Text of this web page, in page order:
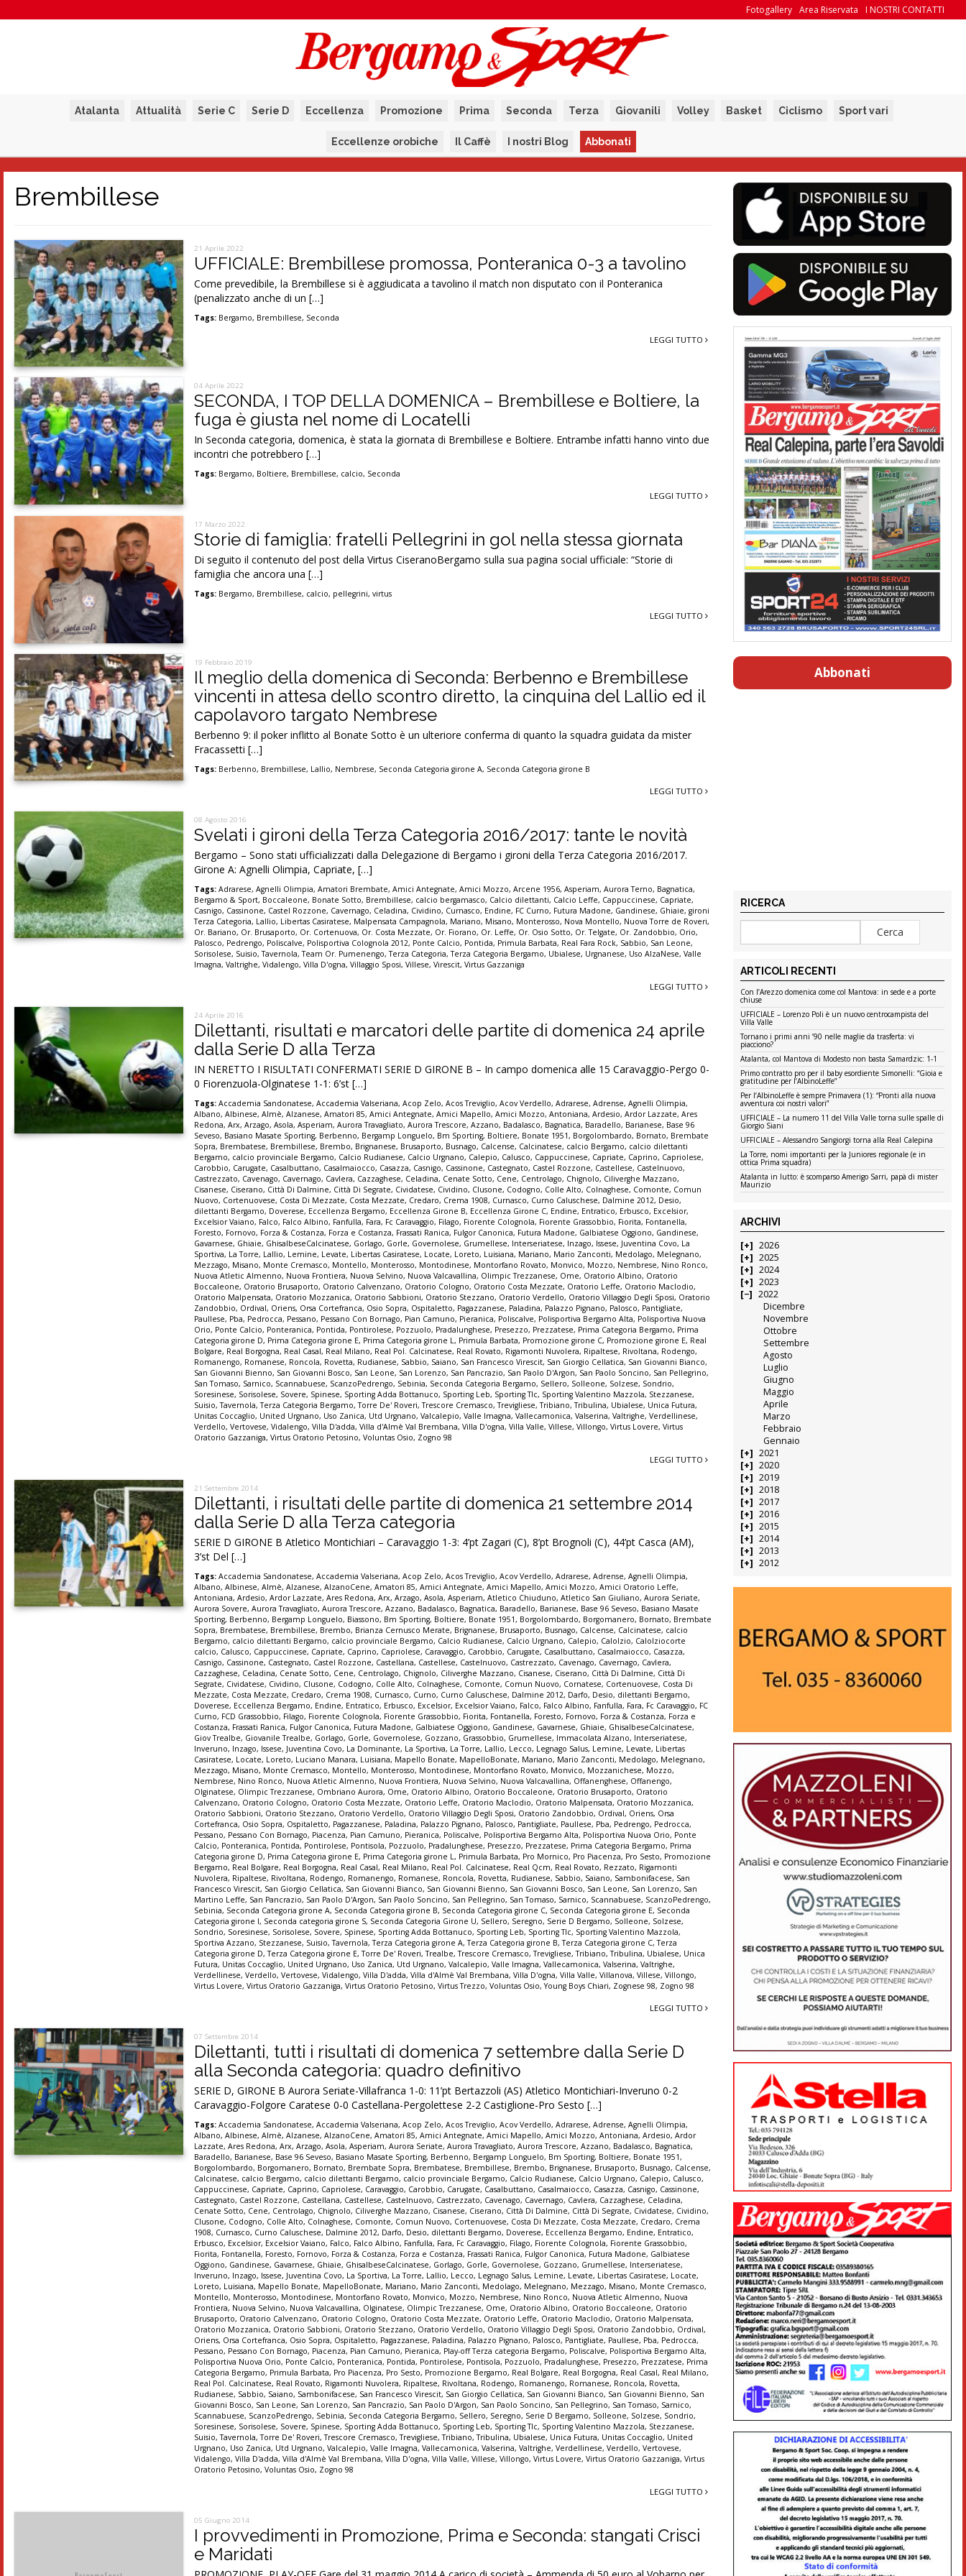
I NOSTRI CONTATTI
Area Riservata
Fotogallery
Atalanta Attualità Serie C Serie D Eccellenza Promozione Prima Seconda Terza Giovanili Volley Basket Ciclismo Sport vari
Eccellenze orobiche Il Caffè I nostri Blog Abbonati
Brembillese
21 Aprile 2022
UFFICIALE: Brembillese promossa, Ponteranica 0-3 a tavolino
Come prevedibile, la Brembillese si è aggiudicata a tavolino il match non disputato con il Ponteranica
(penalizzato anche di un […]
Tags: Bergamo, Brembillese, Seconda
LEGGI TUTTO
04 Aprile 2022
SECONDA, I TOP DELLA DOMENICA – Brembillese e Boltiere, la
fuga è giusta nel nome di Locatelli
In Seconda categoria, domenica, è stata la giornata di Brembillese e Boltiere. Entrambe infatti hanno vinto due
incontri che potrebbero […]
Tags: Bergamo, Boltiere, Brembillese, calcio, Seconda
LEGGI TUTTO
17 Marzo 2022
Storie di famiglia: fratelli Pellegrini in gol nella stessa giornata
Di seguito il contenuto del post della Virtus CiseranoBergamo sulla sua pagina social ufficiale: “Storie di
famiglia che ancora una […]
Tags: Bergamo, Brembillese, calcio, pellegrini,virtus
LEGGI TUTTO
19 Febbraio 2019
Il meglio della domenica di Seconda: Berbenno e Brembillese
vincenti in attesa dello scontro diretto, la cinquina del Lallio ed il
capolavoro targato Nembrese
Berbenno 9: il poker inflitto al Bonate Sotto è un ulteriore conferma di quanto la squadra guidata da mister
Fracassetti […]
Tags: Berbenno, Brembillese, Lallio, Nembrese, Seconda Categoria girone A, Seconda Categoria girone B
LEGGI TUTTO
08 Agosto 2016
Svelati i gironi della Terza Categoria 2016/2017: tante le novità
Bergamo – Sono stati ufficializzati dalla Delegazione di Bergamo i gironi della Terza Categoria 2016/2017.
Girone A: Agnelli Olimpia, Capriate, […]
Tags: Adrarese,Agnelli Olimpia,Amatori Brembate,Amici Antegnate,Amici Mozzo,Arcene 1956,Asperiam,Aurora Terno, Bagnatica,
Bergamo & Sport, Boccaleone, Bonate Sotto, Brembillese, calcio bergamasco, Calcio dilettanti, Calcio Leffe, Cappuccinese, Capriate,
Casnigo, Cassinone, Castel Rozzone, Cavernago, Celadina, Cividino, Curnasco, Endine, FC Curno, Futura Madone, Gandinese, Ghiaie,gironi
Terza Categoria, Lallio, Libertas Casiratese, Malpensata Campagnola, Mariano, Misano, Monterosso, Nova Montello, Nuova Torre de Roveri,
Or. Bariano, Or. Brusaporto, Or. Cortenuova, Or. Costa Mezzate, Or. Fiorano, Or. Leffe, Or. Osio Sotto, Or. Telgate, Or. Zandobbio, Orio,
Palosco, Pedrengo, Poliscalve, Polisportiva Colognola 2012, Ponte Calcio, Pontida, Primula Barbata, Real Fara Rock, Sabbio, San Leone,
Sorisolese, Suisio,Tavernola,Team Or. Pumenengo,Terza Categoria,Terza Categoria Bergamo, Ubialese, Urgnanese, Uso AlzaNese,Valle
Imagna,Valtrighe,Vidalengo,Villa D'ogna,Villaggio Sposi,Villese,Virescit,Virtus Gazzaniga
LEGGI TUTTO
24 Aprile 2016
Dilettanti, risultati e marcatori delle partite di domenica 24 aprile
dalla Serie D alla Terza
IN NERETTO I RISULTATI CONFERMATI SERIE D GIRONE B – In campo domenica alle 15 Caravaggio-Pergo 0-
0 Fiorenzuola-Olginatese 1-1: 6’st […]
Tags: Accademia Sandonatese,Accademia Valseriana,Acop Zelo,Acos Treviglio,Acov Verdello,Adrarese,Adrense,Agnelli Olimpia,
Albano,Albinese,Almè,Alzanese,Amatori 85,Amici Antegnate,Amici Mapello,Amici Mozzo,Antoniana,Ardesio,Ardor Lazzate,Ares
Redona,Arx,Arzago,Asola,Asperiam,Aurora Travagliato,Aurora Trescore,Azzano, Badalasco, Bagnatica, Baradello, Barianese, Base 96
Seveso, Basiano Masate Sporting, Berbenno, Bergamp Longuelo, Bm Sporting, Boltiere, Bonate 1951, Borgolombardo, Bornato, Brembate
Sopra, Brembatese, Brembillese, Brembo, Brignanese, Brusaporto, Busnago, Calcense, Calcinatese, calcio Bergamo, calcio dilettanti
Bergamo, calcio provinciale Bergamo, Calcio Rudianese, Calcio Urgnano, Calepio, Calusco, Cappuccinese, Capriate, Caprino, Capriolese,
Carobbio, Carugate, Casalbuttano, Casalmaiocco, Casazza, Casnigo, Cassinone, Castegnato, Castel Rozzone, Castellese, Castelnuovo,
Castrezzato, Cavenago, Cavernago, Cavlera, Cazzaghese, Celadina, Cenate Sotto, Cene, Centrolago, Chignolo, Ciliverghe Mazzano,
Cisanese, Ciserano, Città Di Dalmine, Città Di Segrate, Cividatese, Cividino, Clusone, Codogno, Colle Alto, Colnaghese, Comonte, Comun
Nuovo, Cortenuovese, Costa Di Mezzate, Costa Mezzate, Credaro, Crema 1908, Curnasco, Curno Caluschese, Dalmine 2012, Desio,
dilettanti Bergamo, Doverese, Eccellenza Bergamo, Eccellenza Girone B, Eccellenza Girone C, Endine, Entratico, Erbusco, Excelsior,
Excelsior Vaiano, Falco, Falco Albino, Fanfulla, Fara, Fc Caravaggio, Filago, Fiorente Colognola, Fiorente Grassobbio, Fiorita, Fontanella,
Foresto, Fornovo, Forza & Costanza, Forza e Costanza, Frassati Ranica, Fulgor Canonica, Futura Madone, Galbiatese Oggiono, Gandinese,
Gavarnese, Ghiaie, GhisalbeseCalcinatese, Gorlago, Gorle, Governolese, Grumellese, Interseriatese, Inzago, Issese, Juventina Covo, La
Sportiva, La Torre, Lallio, Lemine, Levate, Libertas Casiratese, Locate, Loreto, Luisiana, Mariano, Mario Zanconti, Medolago, Melegnano,
Mezzago, Misano, Monte Cremasco, Montello, Monterosso, Montodinese, Montorfano Rovato, Monvico, Mozzo, Nembrese, Nino Ronco,
Nuova Atletic Almenno, Nuova Frontiera, Nuova Selvino, Nuova Valcavallina, Olimpic Trezzanese, Ome, Oratorio Albino, Oratorio
Boccaleone, Oratorio Brusaporto, Oratorio Calvenzano, Oratorio Cologno, Oratorio Costa Mezzate, Oratorio Leffe, Oratorio Maclodio,
Oratorio Malpensata, Oratorio Mozzanica, Oratorio Sabbioni, Oratorio Stezzano, Oratorio Verdello, Oratorio Villaggio Degli Sposi, Oratorio
Zandobbio, Ordival, Oriens, Orsa Cortefranca, Osio Sopra, Ospitaletto, Pagazzanese, Paladina, Palazzo Pignano, Palosco, Pantigliate,
Paullese, Pba, Pedrocca, Pessano, Pessano Con Bornago, Pian Camuno, Pieranica, Poliscalve, Polisportiva Bergamo Alta, Polisportiva Nuova
Orio, Ponte Calcio, Ponteranica, Pontida, Pontirolese, Pozzuolo, Pradalunghese, Presezzo, Prezzatese, Prima Categoria Bergamo, Prima
Categoria girone D, Prima Categoria girone E, Prima Categoria girone L, Primula Barbata, Promozione girone C, Promozione girone E, Real
Bolgare, Real Borgogna, Real Casal, Real Milano, Real Pol. Calcinatese, Real Rovato, Rigamonti Nuvolera, Ripaltese, Rivoltana, Rodengo,
Romanengo, Romanese, Roncola, Rovetta, Rudianese, Sabbio, Saiano, San Francesco Virescit, San Giorgio Cellatica, San Giovanni Bianco,
San Giovanni Bienno, San Giovanni Bosco, San Leone, San Lorenzo, San Pancrazio, San Paolo D'Argon, San Paolo Soncino, San Pellegrino,
San Tomaso, Sarnico, Scannabuese, ScanzoPedrengo, Sebinia, Seconda Categoria Bergamo, Sellero, Solleone, Solzese, Sondrio,
Soresinese, Sorisolese, Sovere, Spinese, Sporting Adda Bottanuco, Sporting Leb, Sporting Tlc, Sporting Valentino Mazzola, Stezzanese,
Suisio,Tavernola,Terza Categoria Bergamo,Torre De' Roveri,Trescore Cremasco,Trevigliese,Tribiano,Tribulina, Ubialese, Unica Futura,
Unitas Coccaglio, United Urgnano, Uso Zanica, Utd Urgnano,Valcalepio,Valle Imagna,Vallecamonica,Valserina,Valtrighe,Verdellinese,
Verdello,Vertovese,Vidalengo,Villa D'adda,Villa d'Almè Val Brembana,Villa D'ogna,Villa Valle,Villese,Villongo,Virtus Lovere,Virtus
Oratorio Gazzaniga,Virtus Oratorio Petosino,Voluntas Osio, Zogno 98
LEGGI TUTTO
21 Settembre 2014
Dilettanti, i risultati delle partite di domenica 21 settembre 2014
dalla Serie D alla Terza categoria
SERIE D GIRONE B Atletico Montichiari – Caravaggio 1-3: 4’pt Zagari (C), 8’pt Brognoli (C), 44’pt Casca (AM),
3’st Del […]
Tags: Accademia Sandonatese,Accademia Valseriana,Acop Zelo,Acos Treviglio,Acov Verdello,Adrarese,Adrense,Agnelli Olimpia,
Albano,Albinese,Almè,Alzanese,AlzanoCene,Amatori 85,Amici Antegnate,Amici Mapello,Amici Mozzo,Amici Oratorio Leffe,
Antoniana,Ardesio,Ardor Lazzate,Ares Redona,Arx,Arzago,Asola,Asperiam,Atletico Chiuduno,Atletico San Giuliano,Aurora Seriate,
Aurora Sovere,Aurora Travagliato,Aurora Trescore,Azzano, Badalasco, Bagnatica, Baradello, Barianese, Base 96 Seveso, Basiano Masate
Sporting, Berbenno, Bergamp Longuelo, Biassono, Bm Sporting, Boltiere, Bonate 1951, Borgolombardo, Borgomanero, Bornato, Brembate
Sopra, Brembatese, Brembillese, Brembo, Brianza Cernusco Merate, Brignanese, Brusaporto, Busnago, Calcense, Calcinatese, calcio
Bergamo, calcio dilettanti Bergamo, calcio provinciale Bergamo, Calcio Rudianese, Calcio Urgnano, Calepio, Calolzio, Calolziocorte
calcio, Calusco, Cappuccinese, Capriate, Caprino, Capriolese, Caravaggio, Carobbio, Carugate, Casalbuttano, Casalmaiocco, Casazza,
Casnigo, Cassinone, Castegnato, Castel Rozzone, Castellana, Castellese, Castelnuovo, Castrezzato, Cavenago, Cavernago, Cavlera,
Cazzaghese, Celadina, Cenate Sotto, Cene, Centrolago, Chignolo, Ciliverghe Mazzano, Cisanese, Ciserano, Città Di Dalmine, Città Di
Segrate, Cividatese, Cividino, Clusone, Codogno, Colle Alto, Colnaghese, Comonte, Comun Nuovo, Cornatese, Cortenuovese, Costa Di
Mezzate, Costa Mezzate, Credaro, Crema 1908, Curnasco, Curno, Curno Caluschese, Dalmine 2012, Darfo, Desio, dilettanti Bergamo,
Doverese, Eccellenza Bergamo, Endine, Entratico, Erbusco, Excelsior, Excelsior Vaiano, Falco, Falco Albino, Fanfulla, Fara, Fc Caravaggio, FC
Curno, FCD Grassobbio, Filago, Fiorente Colognola, Fiorente Grassobbio, Fiorita, Fontanella, Foresto, Fornovo, Forza & Costanza, Forza e
Costanza, Frassati Ranica, Fulgor Canonica, Futura Madone, Galbiatese Oggiono, Gandinese, Gavarnese, Ghiaie, GhisalbeseCalcinatese,
Giov Trealbe, Giovanile Trealbe, Gorlago, Gorle, Governolese, Gozzano, Grassobbio, Grumellese, Immacolata Alzano, Interseriatese,
Inveruno, Inzago, Issese, Juventina Covo, La Dominante, La Sportiva, La Torre, Lallio, Lecco, Legnago Salus, Lemine, Levate, Libertas
Casiratese, Locate, Loreto, Luciano Manara, Luisiana, Mapello Bonate, MapelloBonate, Mariano, Mario Zanconti, Medolago, Melegnano,
Mezzago, Misano, Monte Cremasco, Montello, Monterosso, Montodinese, Montorfano Rovato, Monvico, Mozzanichese, Mozzo,
Nembrese, Nino Ronco, Nuova Atletic Almenno, Nuova Frontiera, Nuova Selvino, Nuova Valcavallina, Offanenghese, Offanengo,
Olginatese, Olimpic Trezzanese, Ombriano Aurora, Ome, Oratorio Albino, Oratorio Boccaleone, Oratorio Brusaporto, Oratorio
Calvenzano, Oratorio Cologno, Oratorio Costa Mezzate, Oratorio Leffe, Oratorio Maclodio, Oratorio Malpensata, Oratorio Mozzanica,
Oratorio Sabbioni, Oratorio Stezzano, Oratorio Verdello, Oratorio Villaggio Degli Sposi, Oratorio Zandobbio, Ordival, Oriens, Orsa
Cortefranca, Osio Sopra, Ospitaletto, Pagazzanese, Paladina, Palazzo Pignano, Palosco, Pantigliate, Paullese, Pba, Pedrengo, Pedrocca,
Pessano, Pessano Con Bornago, Piacenza, Pian Camuno, Pieranica, Poliscalve, Polisportiva Bergamo Alta, Polisportiva Nuova Orio, Ponte
Calcio, Ponteranica, Pontida, Pontirolese, Pontisola, Pozzuolo, Pradalunghese, Presezzo, Prezzatese, Prima Categoria Bergamo, Prima
Categoria girone D, Prima Categoria girone E, Prima Categoria girone L, Primula Barbata, Pro Mornico, Pro Piacenza, Pro Sesto, Promozione
Bergamo, Real Bolgare, Real Borgogna, Real Casal, Real Milano, Real Pol. Calcinatese, Real Qcm, Real Rovato, Rezzato, Rigamonti
Nuvolera, Ripaltese, Rivoltana, Rodengo, Romanengo, Romanese, Roncola, Rovetta, Rudianese, Sabbio, Saiano, Sambonifacese, San
Francesco Virescit, San Giorgio Cellatica, San Giovanni Bianco, San Giovanni Bienno, San Giovanni Bosco, San Leone, San Lorenzo, San
Martino Leffe, San Pancrazio, San Paolo D'Argon, San Paolo Soncino, San Pellegrino, San Tomaso, Sarnico, Scannabuese, ScanzoPedrengo,
Sebinia, Seconda Categoria girone A, Seconda Categoria girone B, Seconda Categoria girone C, Seconda Categoria girone E, Seconda
Categoria girone I, Seconda categoria girone S, Seconda Categoria Girone U, Sellero, Seregno, Serie D Bergamo, Solleone, Solzese,
Sondrio, Soresinese, Sorisolese, Sovere, Spinese, Sporting Adda Bottanuco, Sporting Leb, Sporting Tlc, Sporting Valentino Mazzola,
Sportiva Azzano, Stezzanese, Suisio,Tavernola,Terza Categoria girone A,Terza Categoria girone B,Terza Categoria girone C,Terza
Categoria girone D,Terza Categoria girone E,Torre De' Roveri,Trealbe,Trescore Cremasco,Trevigliese,Tribiano,Tribulina, Ubialese, Unica
Futura, Unitas Coccaglio, United Urgnano, Uso Zanica, Utd Urgnano,Valcalepio,Valle Imagna,Vallecamonica,Valserina,Valtrighe,
Verdellinese,Verdello,Vertovese,Vidalengo,Villa D'adda,Villa d'Almè Val Brembana,Villa D'ogna,Villa Valle,Villanova,Villese,Villongo,
Virtus Lovere,Virtus Oratorio Gazzaniga,Virtus Oratorio Petosino,Virtus Trezzo,Voluntas Osio,Young Boys Chiari, Zognese 98, Zogno 98
LEGGI TUTTO
07 Settembre 2014
Dilettanti, tutti i risultati di domenica 7 settembre dalla Serie D
alla Seconda categoria: quadro definitivo
SERIE D, GIRONE B Aurora Seriate-Villafranca 1-0: 11’pt Bertazzoli (AS) Atletico Montichiari-Inveruno 0-2
Caravaggio-Folgore Caratese 0-0 Castellana-Pergolettese 2-2 Castiglione-Pro Sesto […]
Tags: Accademia Sandonatese,Accademia Valseriana,Acop Zelo,Acos Treviglio,Acov Verdello,Adrarese,Adrense,Agnelli Olimpia,
Albano,Albinese,Almè,Alzanese,AlzanoCene,Amatori 85,Amici Antegnate,Amici Mapello,Amici Mozzo,Antoniana,Ardesio,Ardor
Lazzate,Ares Redona,Arx,Arzago,Asola,Asperiam,Aurora Seriate,Aurora Travagliato,Aurora Trescore,Azzano, Badalasco, Bagnatica,
Baradello, Barianese, Base 96 Seveso, Basiano Masate Sporting, Berbenno, Bergamp Longuelo, Bm Sporting, Boltiere, Bonate 1951,
Borgolombardo, Borgomanero, Bornato, Brembate Sopra, Brembatese, Brembillese, Brembo, Brignanese, Brusaporto, Busnago, Calcense,
Calcinatese, calcio Bergamo, calcio dilettanti Bergamo, calcio provinciale Bergamo, Calcio Rudianese, Calcio Urgnano, Calepio, Calusco,
Cappuccinese, Capriate, Caprino, Capriolese, Caravaggio, Carobbio, Carugate, Casalbuttano, Casalmaiocco, Casazza, Casnigo, Cassinone,
Castegnato, Castel Rozzone, Castellana, Castellese, Castelnuovo, Castrezzato, Cavenago, Cavernago, Cavlera, Cazzaghese, Celadina,
Cenate Sotto, Cene, Centrolago, Chignolo, Ciliverghe Mazzano, Cisanese, Ciserano, Città Di Dalmine, Città Di Segrate, Cividatese, Cividino,
Clusone, Codogno, Colle Alto, Colnaghese, Comonte, Comun Nuovo, Cortenuovese, Costa Di Mezzate, Costa Mezzate, Credaro, Crema
1908, Curnasco, Curno Caluschese, Dalmine 2012, Darfo, Desio, dilettanti Bergamo, Doverese, Eccellenza Bergamo, Endine, Entratico,
Erbusco, Excelsior, Excelsior Vaiano, Falco, Falco Albino, Fanfulla, Fara, Fc Caravaggio, Filago, Fiorente Colognola, Fiorente Grassobbio,
Fiorita, Fontanella, Foresto, Fornovo, Forza & Costanza, Forza e Costanza, Frassati Ranica, Fulgor Canonica, Futura Madone, Galbiatese
Oggiono, Gandinese, Gavarnese, Ghiaie, GhisalbeseCalcinatese, Gorlago, Gorle, Governolese, Gozzano, Grumellese, Interseriatese,
Inveruno, Inzago, Issese, Juventina Covo, La Sportiva, La Torre, Lallio, Lecco, Legnago Salus, Lemine, Levate, Libertas Casiratese, Locate,
Loreto, Luisiana, Mapello Bonate, MapelloBonate, Mariano, Mario Zanconti, Medolago, Melegnano, Mezzago, Misano, Monte Cremasco,
Montello, Monterosso, Montodinese, Montorfano Rovato, Monvico, Mozzo, Nembrese, Nino Ronco, Nuova Atletic Almenno, Nuova
Frontiera, Nuova Selvino, Nuova Valcavallina, Olginatese, Olimpic Trezzanese, Ome, Oratorio Albino, Oratorio Boccaleone, Oratorio
Brusaporto, Oratorio Calvenzano, Oratorio Cologno, Oratorio Costa Mezzate, Oratorio Leffe, Oratorio Maclodio, Oratorio Malpensata,
Oratorio Mozzanica, Oratorio Sabbioni, Oratorio Stezzano, Oratorio Verdello, Oratorio Villaggio Degli Sposi, Oratorio Zandobbio, Ordival,
Oriens, Orsa Cortefranca, Osio Sopra, Ospitaletto, Pagazzanese, Paladina, Palazzo Pignano, Palosco, Pantigliate, Paullese, Pba, Pedrocca,
Pessano, Pessano Con Bornago, Piacenza, Pian Camuno, Pieranica, Play-off Terza categoria Bergamo, Poliscalve, Polisportiva Bergamo Alta,
Polisportiva Nuova Orio, Ponte Calcio, Ponteranica, Pontida, Pontirolese, Pontisola, Pozzuolo, Pradalunghese, Presezzo, Prezzatese, Prima
Categoria Bergamo, Primula Barbata, Pro Piacenza, Pro Sesto, Promozione Bergamo, Real Bolgare, Real Borgogna, Real Casal, Real Milano,
Real Pol. Calcinatese, Real Rovato, Rigamonti Nuvolera, Ripaltese, Rivoltana, Rodengo, Romanengo, Romanese, Roncola, Rovetta,
Rudianese, Sabbio, Saiano, Sambonifacese, San Francesco Virescit, San Giorgio Cellatica, San Giovanni Bianco, San Giovanni Bienno, San
Giovanni Bosco, San Leone, San Lorenzo, San Pancrazio, San Paolo D'Argon, San Paolo Soncino, San Pellegrino, San Tomaso, Sarnico,
Scannabuese, ScanzoPedrengo, Sebinia, Seconda Categoria Bergamo, Sellero, Seregno, Serie D Bergamo, Solleone, Solzese, Sondrio,
Soresinese, Sorisolese, Sovere, Spinese, Sporting Adda Bottanuco, Sporting Leb, Sporting Tlc, Sporting Valentino Mazzola, Stezzanese,
Suisio,Tavernola,Torre De' Roveri,Trescore Cremasco,Trevigliese,Tribiano,Tribulina, Ubialese, Unica Futura, Unitas Coccaglio, United
Urgnano, Uso Zanica, Utd Urgnano,Valcalepio,Valle Imagna,Vallecamonica,Valserina,Valtrighe,Verdellinese,Verdello,Vertovese,
Vidalengo,Villa D'adda,Villa d'Almè Val Brembana,Villa D'ogna,Villa Valle,Villese,Villongo,Virtus Lovere,Virtus Oratorio Gazzaniga,Virtus
Oratorio Petosino,Voluntas Osio, Zogno 98
LEGGI TUTTO
05 Giugno 2014
I provvedimenti in Promozione, Prima e Seconda: stangati Crisci
e Maridati
Abbonati
RICERCA
ARTICOLI RECENTI
Con l’Arezzo domenica come col Mantova: in sede e a porte
chiuse
UFFICIALE – Lorenzo Poli è un nuovo centrocampista del
Villa Valle
Tornano i primi anni ’90 nelle maglie da trasferta: vi
piacciono?
Atalanta, col Mantova di Modesto non basta Samardzic: 1-1
Primo contratto pro per il baby esordiente Simonelli: “Gioia e
gratitudine per l’AlbinoLeffe”
Per l’AlbinoLeffe è sempre Primavera (1): “Pronti alla nuova
avventura coi nostri valori”
UFFICIALE – La numero 11 del Villa Valle torna sulle spalle di
Giorgio Siani
UFFICIALE – Alessandro Sangiorgi torna alla Real Calepina
La Torre, nomi importanti per la Juniores regionale (e in
ottica Prima squadra)
Atalanta in lutto: è scomparso Amerigo Sarri, papà di mister
Maurizio
ARCHIVI
2026
2025
2024
2023
2022
Dicembre
Novembre
Ottobre
Settembre
Agosto
Luglio
Giugno
Maggio
Aprile
Marzo
Febbraio
Gennaio
2021
2020
2019
2018
2017
2016
2015
2014
2013
2012